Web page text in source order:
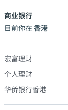
商业银行
目前你在
宏富理财
个人理财
华侨银行香港